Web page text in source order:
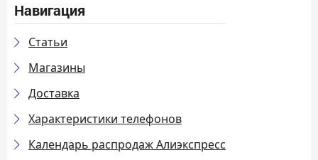
Навигация
Статьи
Магазины
Доставка
Характеристики телефонов
Календарь распродаж Алиэкспресс